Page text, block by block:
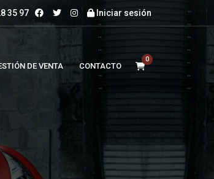
35 97 Iniciar sesión
DE VENTA CONTACTO
0